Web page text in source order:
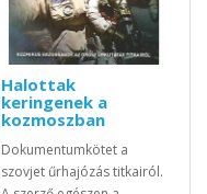
Halottak
keringenek a
kozmoszban
Dokumentumkötet a
szovjet űrhajózás titkairól.